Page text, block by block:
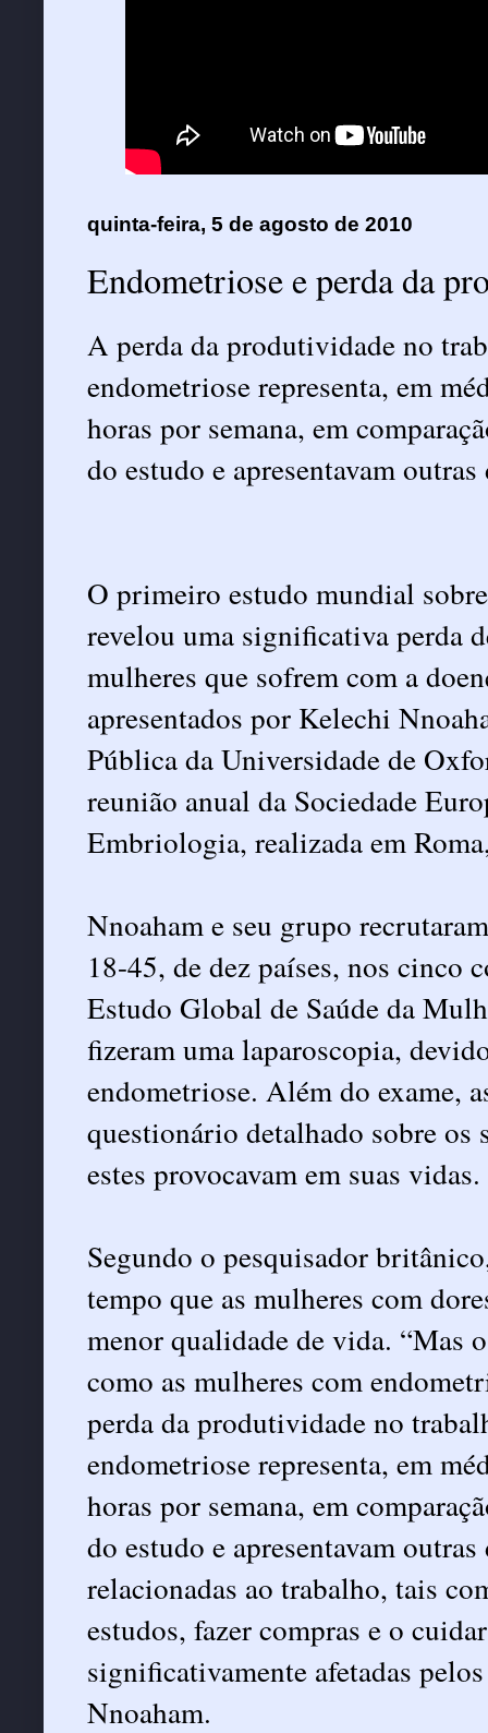
quinta-feira, 5 de agosto de 2010
Endometriose e perda da
A perda da produtividade no
endometriose representa, em
horas por semana, em
do estudo e apresentavam outras
O primeiro estudo mundial
revelou uma significativa perda
mulheres que sofrem com a
apresentados por Kelechi
Pública da Universidade de
reunião anual da Sociedade
Embriologia, realizada em
Nnoaham e seu grupo
18-45, de dez países, nos cinco
Estudo Global de Saúde da
fizeram uma laparoscopia,
endometriose. Além do exame,
questionário detalhado sobre os
estes provocavam em suas vidas.
Segundo o pesquisador
tempo que as mulheres com
menor qualidade de vida. “Mas
como as mulheres com
perda da produtividade no
endometriose representa, em
horas por semana, em
do estudo e apresentavam
relacionadas ao trabalho, tais
estudos, fazer compras e o
significativamente afetadas
Nnoaham.